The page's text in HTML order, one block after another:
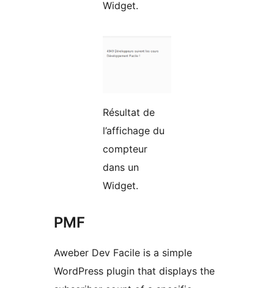
Widget.
Résultat de
l’affichage du
compteur
dans un
Widget.
PMF
Aweber Dev Facile is a simple
WordPress plugin that displays the